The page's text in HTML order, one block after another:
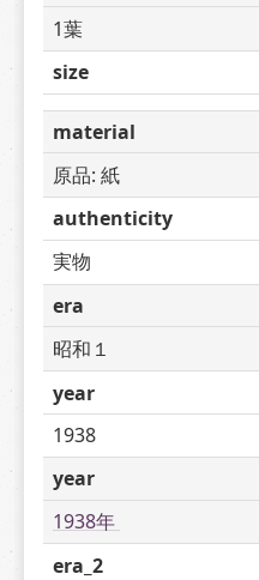
1葉
size
material
原品: 紙
authenticity
実物
era
昭和１
year
1938
year
1938年
era_2